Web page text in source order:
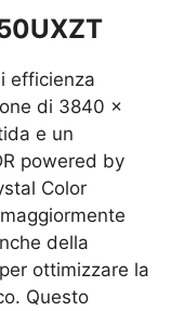
efficienza
di 3840 x
e un
powered by
Color
della
ottimizzare la
Questo